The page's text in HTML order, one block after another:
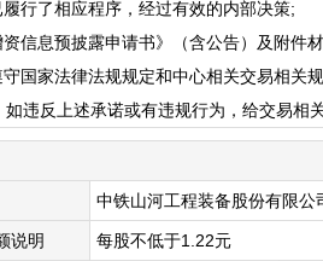
行了相应程序，经过有效的内部决策;
信息预披露申请书》（含公告）及附件
国家法律法规规定和中心相关交易相关
违反上述承诺或有违规行为，给交易
中铁山河工程装备股份有限公
说明 每股不低于1.22元